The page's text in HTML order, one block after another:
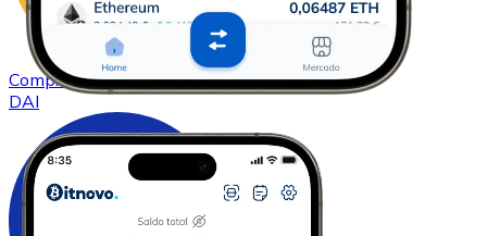
ComprarDAIcom transferência bancárias
DAI